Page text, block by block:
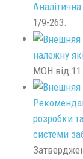
1/9-263.
належну
МОН від
розробки
системи